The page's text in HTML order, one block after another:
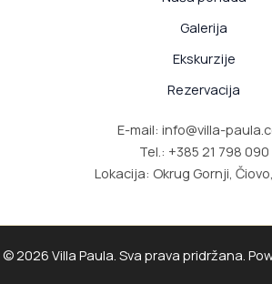
Galerija
Ekskurzije
Rezervacija
E-mail: info@villa-
Tel.: +385 21 798 090
Lokacija: Okrug Gornji,
© 2026 Villa Paula. Sva prava pridržana.